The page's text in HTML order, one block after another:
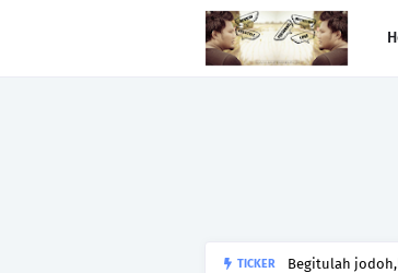
TICKER
Begitulah